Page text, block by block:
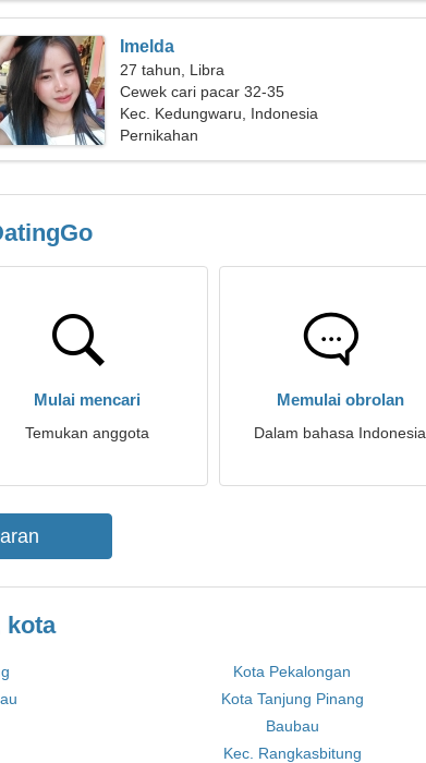
Imelda
27 tahun, Libra
Cewek cari pacar 32-35
Kec. Kedungwaru, Indonesia
Pernikahan
Mulai mencari
Temukan anggota
Memulai obrolan
Dalam bahasa Indonesia
kota
Kota Pekalongan
Kota Tanjung Pinang
Baubau
Kec. Rangkasbitung